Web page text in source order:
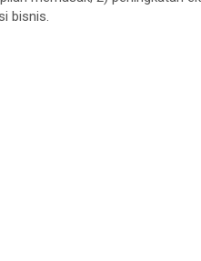
bisnis.